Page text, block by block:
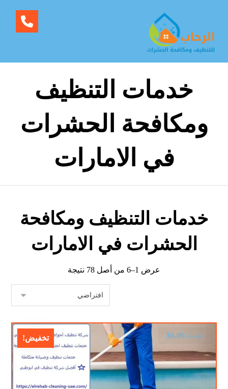
خدمات التنظيف
ومكافحة الحشرات
في الامارات
خدمات التنظيف ومكافحة
الحشرات في الامارات
عرض 1–6 من أصل 78 نتيجة
تخفيض! $10.00
$6.00